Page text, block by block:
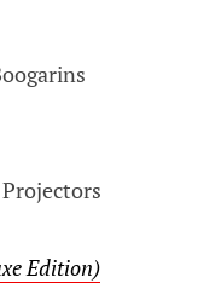
Edition)